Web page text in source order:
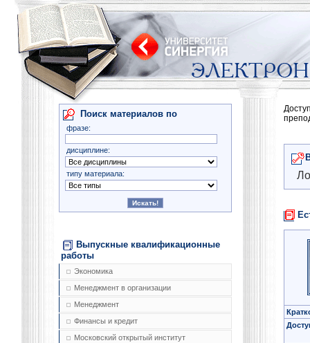
Поиск материалов по
фразе:
дисциплине:
типу материала:
Выпускные квалификационные
работы
Экономика
Менеджмент в организации
Менеджмент
Финансы и кредит
Московский открытый институт